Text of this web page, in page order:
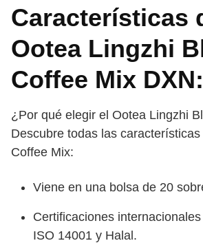
Características
Ootea Lingzhi
Coffee Mix DXN:
¿Por qué elegir el Ootea Lingzhi
Descubre todas las
Coffee Mix:
Viene en una bolsa de 20
Certificaciones
ISO 14001 y Halal.